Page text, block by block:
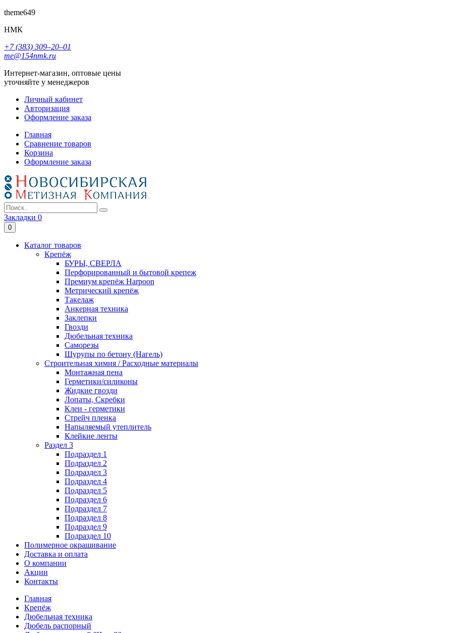
theme649
НМК
+7 (383) 309‒20‒01
me@154nmk.ru
Интернет-магазин, оптовые цены
уточняйте у менеджеров
Личный кабинет
Авторизация
Оформление заказа
Главная
Сравнение товаров
Корзина
Оформление заказа
Закладки 0
0
Каталог товаров
Крепёж
БУРЫ, СВЕРЛА
Перфорированный и бытовой крепеж
Премиум крепёж Harpoon
Метрический крепёж
Такелаж
Анкерная техника
Заклепки
Гвозди
Дюбельная техника
Саморезы
Шурупы по бетону (Нагель)
Строительная химия / Расходные материалы
Монтажная пена
Герметики/силиконы
Жидкие гвозди
Лопаты, Скребки
Клеи - герметики
Стрейч пленка
Напыляемый утеплитель
Клейкие ленты
Раздел 3
Подраздел 1
Подраздел 2
Подраздел 3
Подраздел 4
Подраздел 5
Подраздел 6
Подраздел 7
Подраздел 8
Подраздел 9
Подраздел 10
Полимерное окрашивание
Доставка и оплата
О компании
Акции
Контакты
Главная
Крепёж
Дюбельная техника
Дюбель распорный